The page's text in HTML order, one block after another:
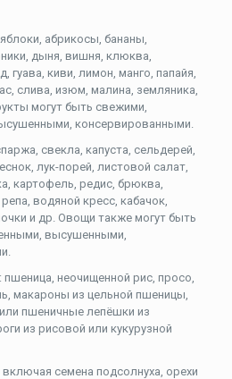
абрикосы, бананы,
дыня, вишня, клюква,
гуава, киви, лимон, манго, папайя,
слива, изюм, малина, земляника,
могут быть свежими,
консервированными.
свекла, капуста, сельдерей,
лук-порей, листовой салат,
картофель, редис, брюква,
водяной кресс, кабачок,
и др. Овощи также могут быть
высушенными,
неочищенной рис, просо,
макароны из цельной пшеницы,
пшеничные лепёшки из
из рисовой или кукурузной
семена подсолнуха, орехи